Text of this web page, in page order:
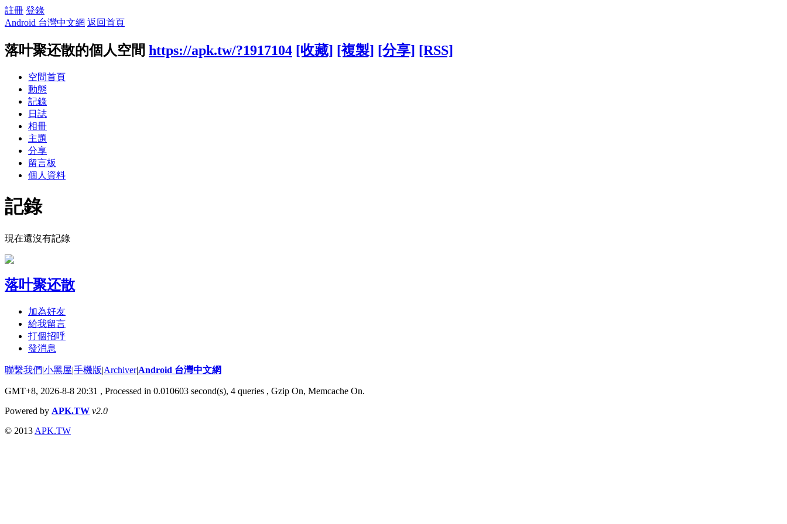
註冊 登錄
Android 台灣中文網 返回首頁
落叶聚还散的個人空間 https://apk.tw/?1917104 [收藏] [複製] [分享] [RSS]
空間首頁
動態
記錄
日誌
相冊
主題
分享
留言板
個人資料
記錄
現在還沒有記錄
落叶聚还散
加為好友
給我留言
打個招呼
發消息
聯繫我們|小黑屋|手機版|Archiver|Android 台灣中文網
GMT+8, 2026-8-8 20:31 , Processed in 0.010603 second(s), 4 queries , Gzip On, Memcache On.
Powered by APK.TW v2.0
© 2013 APK.TW